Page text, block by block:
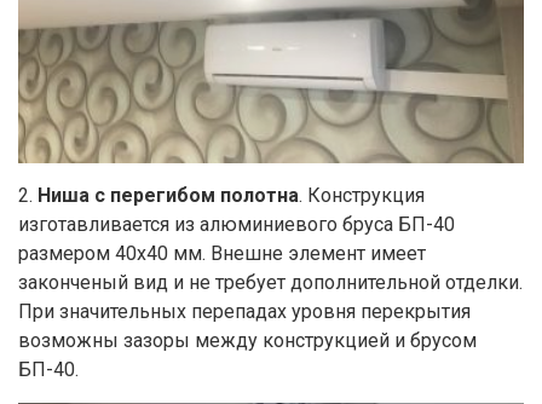
2. Ниша с перегибом полотна. Конструкция
изготавливается из алюминиевого бруса БП-40
размером 40х40 мм. Внешне элемент имеет
законченый вид и не требует дополнительной отделки.
При значительных перепадах уровня перекрытия
возможны зазоры между конструкцией и брусом
БП-40.